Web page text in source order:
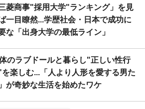
三菱商事"採用大学"ランキング」を見
一目瞭然...学歴社会・日本で成功に
な「出身大学の最低ライン」
のラブドールと暮らし"正しい性行
楽しむ...「人より人形を愛する男た
が奇妙な生活を始めたワケ